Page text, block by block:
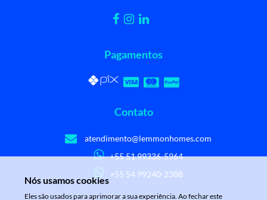
Pagamentos
Contato
atendimento@lemmonhomes.com
+55 51 99336-5964
+55 54 99240-2388
Nós usamos cookies
Eles são usados para aprimorar a sua experiência. Ao fechar este